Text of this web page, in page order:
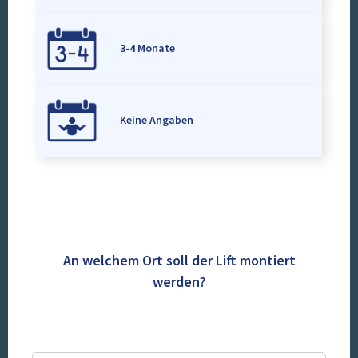
3-4 Monate
Keine Angaben
An welchem Ort soll der Lift montiert
werden?